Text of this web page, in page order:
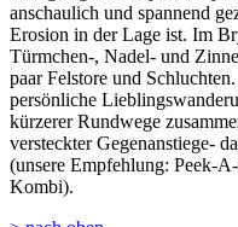
anschaulich und spannend
Erosion in der Lage ist. Im
Türmchen-, Nadel- und
paar Felstore und
persönliche
kürzerer Rundwege
versteckter Gegenanstiege-
(unsere Empfehlung: Peek-
Kombi).